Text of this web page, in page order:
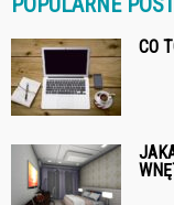
CO